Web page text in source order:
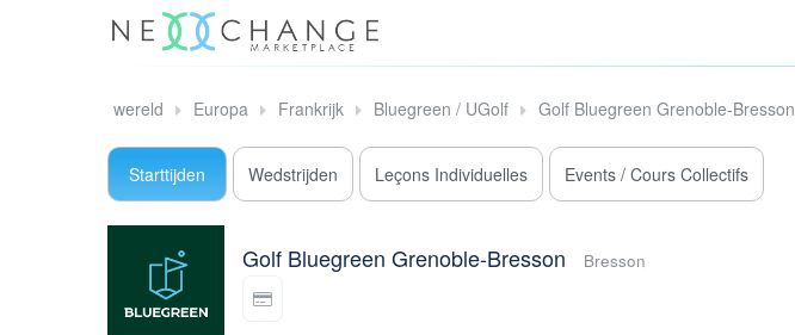
wereld Europa Frankrijk Bluegreen / UGolf Golf Bluegreen Grenoble-Bresson
Starttijden Wedstrijden Leçons Individuelles Events / Cours Collectifs
Golf Bluegreen Grenoble-Bresson Bresson